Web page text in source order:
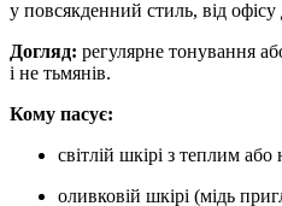
у повсякденний стиль, від офісу
Догляд: регулярне тонування
і не тьмянів.
Кому пасує:
світлій шкірі з теплим
оливковій шкірі (мідь